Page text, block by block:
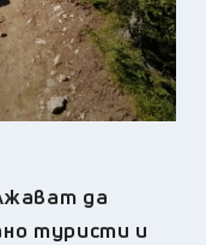
да
туристи и